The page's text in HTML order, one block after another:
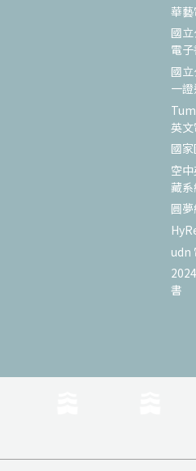
華
國
電
國
一
英
國
空
藏
圓
udn
書